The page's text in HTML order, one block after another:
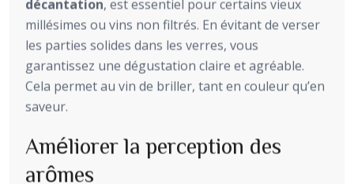
décantation, est essentiel pour certains vieux
millésimes ou vins non filtrés. En évitant de verser
les parties solides dans les verres, vous
garantissez une dégustation claire et agréable.
Cela permet au vin de briller, tant en couleur qu’en
saveur.
Améliorer la perception des
arômes